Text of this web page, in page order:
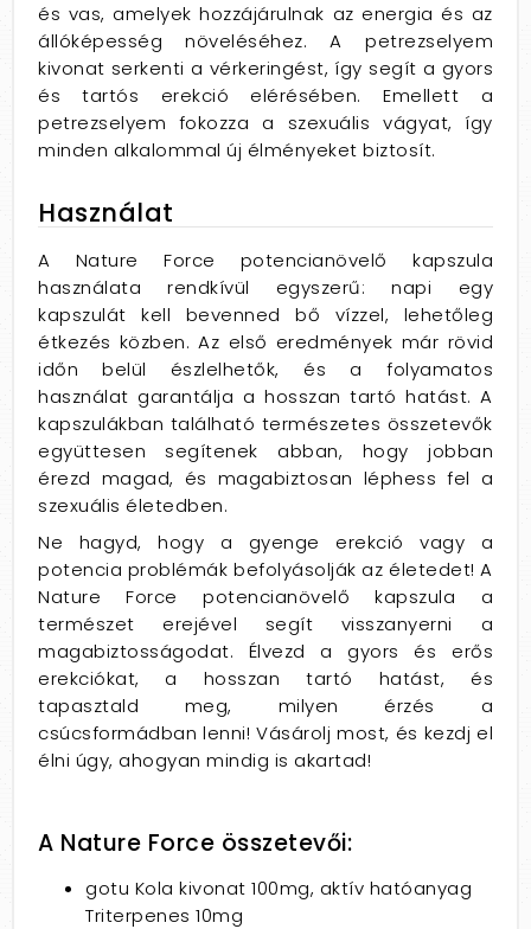
és vas, amelyek hozzájárulnak az energia és az
állóképesség növeléséhez. A petrezselyem
kivonat serkenti a vérkeringést, így segít a gyors
és tartós erekció elérésében. Emellett a
petrezselyem fokozza a szexuális vágyat, így
minden alkalommal új élményeket biztosít.
Használat
A Nature Force potencianövelő kapszula
használata rendkívül egyszerű: napi egy
kapszulát kell bevenned bő vízzel, lehetőleg
étkezés közben. Az első eredmények már rövid
időn belül észlelhetők, és a folyamatos
használat garantálja a hosszan tartó hatást. A
kapszulákban található természetes összetevők
együttesen segítenek abban, hogy jobban
érezd magad, és magabiztosan léphess fel a
szexuális életedben.
Ne hagyd, hogy a gyenge erekció vagy a
potencia problémák befolyásolják az életedet! A
Nature Force potencianövelő kapszula a
természet erejével segít visszanyerni a
magabiztosságodat. Élvezd a gyors és erős
erekciókat, a hosszan tartó hatást, és
tapasztald meg, milyen érzés a
csúcsformádban lenni! Vásárolj most, és kezdj el
élni úgy, ahogyan mindig is akartad!
A Nature Force összetevői:
gotu Kola kivonat 100mg, aktív hatóanyag
Triterpenes 10mg